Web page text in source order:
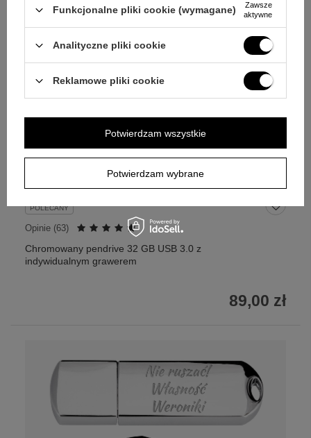
POLECANY
Opinie (63)
Chromowany pendrive 32 GB USB 3.0 z
indywidualnym grawerem
89,00 zł
Funkcjonalne pliki cookie (wymagane)
Zawsze
aktywne
Analityczne pliki cookie
Reklamowe pliki cookie
Potwierdzam wybrane
Potwierdzam wszystkie